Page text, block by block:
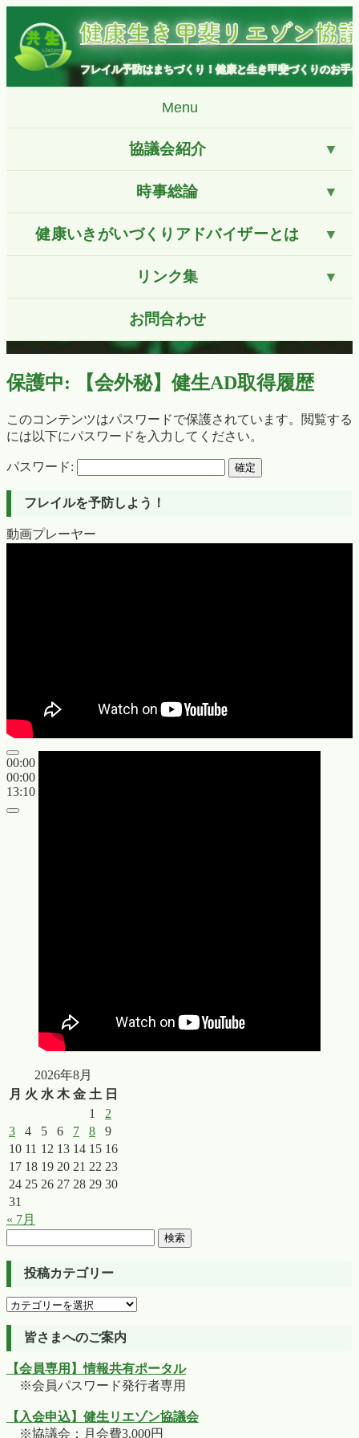
ン
キ
健康生き甲斐リエゾン協
フレイル予防はまちづくり！健康と生き甲斐づくりのお手
Menu
協議会紹介
時事総論
健康いきがいづくりアドバイザーとは
リンク集
お問合わせ
保護中: 【会外秘】健生AD取得履歴
このコンテンツはパスワードで保護されています。閲覧する
には以下にパスワードを入力してください。
パスワード:
フレイルを予防しよう！
動画プレーヤー
00:00
00:00
13:10
2026年8月
月 火 水 木 金 土 日
1
2
3
4 5 6 7 8
9
10 11 12 13 14 15 16
17 18 19 20 21 22 23
24 25 26 27 28 29 30
31
« 7月
投稿カテゴリー
投
テ
ゴ
皆さまへのご案内
【会員専用】情報共有ポータル
※会員パスワード発行者専用
【入会申込】健生リエゾン協議会
※協議会：月会費3,000円